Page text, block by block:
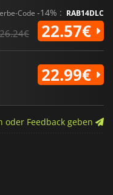
Code -14% : RAB14DLC
26.24€ 22.57€
22.99€
oder Feedback geben